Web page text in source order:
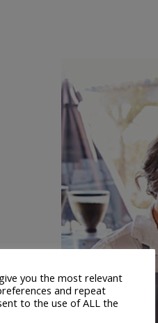
you the most relevant
and repeat
to the use of ALL the